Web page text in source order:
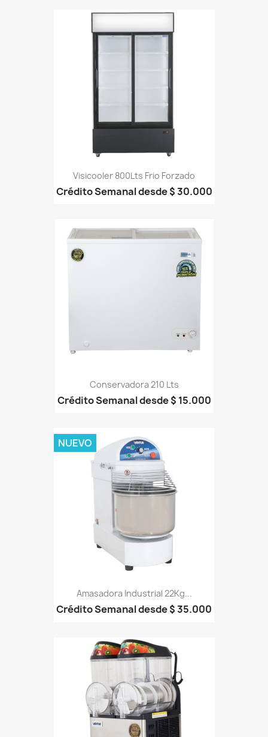
Visicooler 800Lts Frio Forzado
Crédito Semanal desde $ 30.000
Conservadora 210 Lts
Crédito Semanal desde $ 15.000
Amasadora Industrial 22Kg...
Crédito Semanal desde $ 35.000
NUEVO